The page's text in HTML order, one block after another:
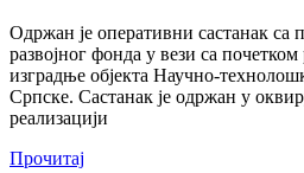
Одржан је оперативни састанак са
развојног фонда у вези са почетком
изградње објекта Научно-
Српске. Састанак је одржан у
реализацији
Прочитај